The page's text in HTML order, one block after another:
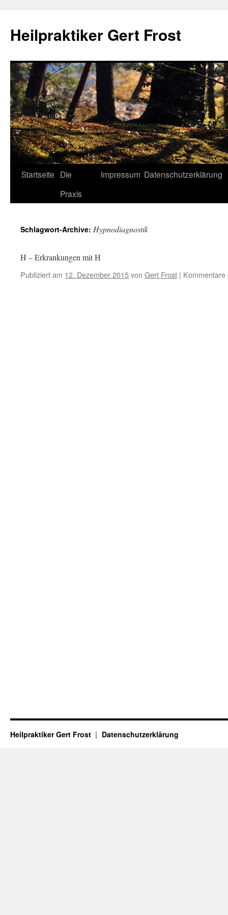
Heilpraktiker Gert Frost
Zum
Startseite Die
Praxis
Impressum Datenschutzerklärung
Schlagwort-Archive: Hypnodiagnostik
H – Erkrankungen mit H
Publiziert am 12. Dezember 2015von Gert Frost | Kommentare
Heilpraktiker Gert Frost Datenschutzerklärung